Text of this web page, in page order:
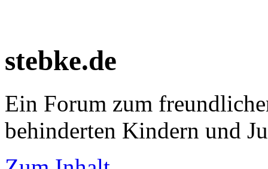
stebke.de
Ein Forum zum
behinderten Kindern und